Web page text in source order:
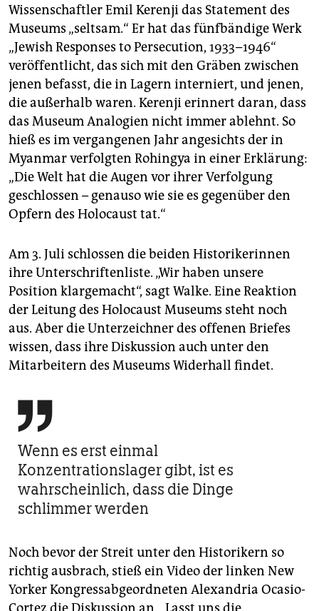
Wissenschaftler Emil Kerenji das Statement des
Museums „seltsam.“ Er hat das fünfbändige Werk
„Jewish Responses to Persecution, 1933–1946“
veröffentlicht, das sich mit den Gräben zwischen
jenen befasst, die in Lagern interniert, und jenen,
die außerhalb waren. Kerenji erinnert daran, dass
das Museum Analogien nicht immer ablehnt. So
hieß es im vergangenen Jahr angesichts der in
Myanmar verfolgten Rohingya in einer Erklärung:
„Die Welt hat die Augen vor ihrer Verfolgung
geschlossen – genauso wie sie es gegenüber den
Opfern des Holocaust tat.“
Am 3. Juli schlossen die beiden Historikerinnen
ihre Unterschriftenliste. „Wir haben unsere
Position klargemacht“, sagt Walke. Eine Reaktion
der Leitung des Holocaust Museums steht noch
aus. Aber die Unterzeichner des offenen Briefes
wissen, dass ihre Diskussion auch unter den
Mitarbeitern des Museums Widerhall findet.

Wenn es erst einmal
Konzentrationslager gibt, ist es
wahrscheinlich, dass die Dinge
schlimmer werden
Noch bevor der Streit unter den Historikern so
richtig ausbrach, stieß ein Video der linken New
Yorker Kongressabgeordneten Alexandria Ocasio-